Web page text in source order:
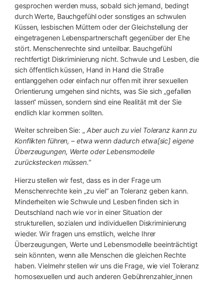
gesprochen werden muss, sobald sich jemand, bedingt
durch Werte, Bauchgefühl oder sonstiges an schwulen
Küssen, lesbischen Müttern oder der Gleichstellung der
eingetragenen Lebenspartnerschaft gegenüber der Ehe
stört. Menschenrechte sind unteilbar. Bauchgefühl
rechtfertigt Diskriminierung nicht. Schwule und Lesben, die
sich öffentlich küssen, Hand in Hand die Straße
entlanggehen oder einfach nur offen mit ihrer sexuellen
Orientierung umgehen sind nichts, was Sie sich „gefallen
lassen“ müssen, sondern sind eine Realität mit der Sie
endlich klar kommen sollten.
Weiter schreiben Sie: „ Aber auch zu viel Toleranz kann zu
Konflikten führen, – etwa wenn dadurch etwa[sic] eigene
Überzeugungen, Werte oder Lebensmodelle
zurückstecken müssen.“
Hierzu stellen wir fest, dass es in der Frage um
Menschenrechte kein „zu viel“ an Toleranz geben kann.
Minderheiten wie Schwule und Lesben finden sich in
Deutschland nach wie vor in einer Situation der
strukturellen, sozialen und individuellen Diskriminierung
wieder. Wir fragen uns ernstlich, welche Ihrer
Überzeugungen, Werte und Lebensmodelle beeinträchtigt
sein könnten, wenn alle Menschen die gleichen Rechte
haben. Vielmehr stellen wir uns die Frage, wie viel Toleranz
homosexuellen und auch anderen Gebührenzahler_innen